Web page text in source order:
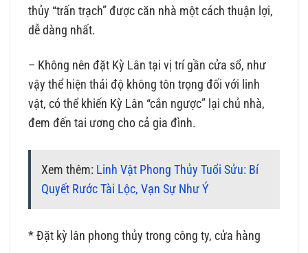
thủy “trấn trạch” được căn nhà một cách thuận lợi,
dễ dàng nhất.
– Không nên đặt Kỳ Lân tại vị trí gần cửa sổ, như
vậy thể hiện thái độ không tôn trọng đối với linh
vật, có thể khiến Kỳ Lân “cắn ngược” lại chủ nhà,
đem đến tai ương cho cả gia đình.
Xem thêm: Linh Vật Phong Thủy Tuổi Sửu: Bí
Quyết Rước Tài Lộc, Vạn Sự Như Ý
* Đặt kỳ lân phong thủy trong công ty, cửa hàng